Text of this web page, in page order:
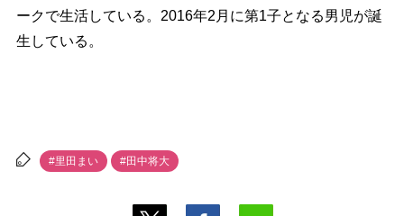
ークで生活している。2016年2月に第1子となる男児が誕
生している。
#里田まい #田中将大